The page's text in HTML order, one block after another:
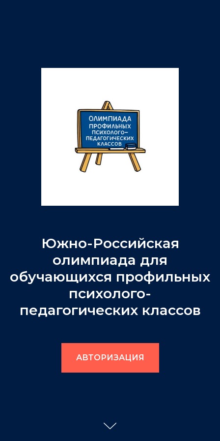
Южно-Российская
олимпиада для
обучающихся профильных
психолого-
педагогических классов
АВТОРИЗАЦИЯ